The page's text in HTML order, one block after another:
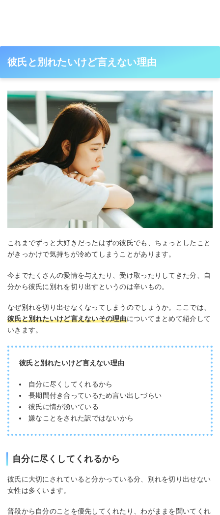
彼氏と別れたいけど言えない理由
これまでずっと大好きだったはずの彼氏でも、ちょっとしたこと
がきっかけで気持ちが冷めてしまうことがあります。
今までたくさんの愛情を与えたり、受け取ったりしてきた分、自
分から彼氏に別れを切り出すというのは辛いもの。
なぜ別れを切り出せなくなってしまうのでしょうか。ここでは、
彼氏と別れたいけど言えないその理由についてまとめて紹介して
いきます。
彼氏と別れたいけど言えない理由
自分に尽くしてくれるから
長期間付き合っているため言い出しづらい
彼氏に情が湧いている
嫌なことをされた訳ではないから
自分に尽くしてくれるから
彼氏に大切にされていると分かっている分、別れを切り出せない
女性は多くいます。
普段から自分のことを優先してくれたり、わがままを聞いてくれ